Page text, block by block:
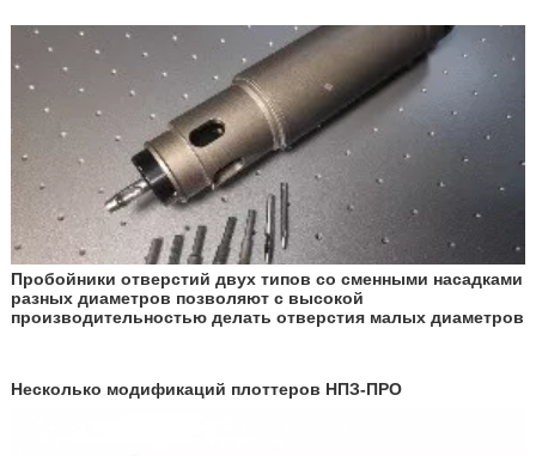
Пробойники отверстий двух типов со сменными насадками
разных диаметров позволяют с высокой
производительностью делать отверстия малых диаметров
Несколько модификаций плоттеров НПЗ-ПРО